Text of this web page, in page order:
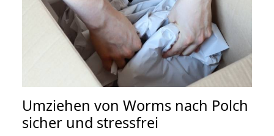
Umziehen von Worms nach Polch
sicher und stressfrei